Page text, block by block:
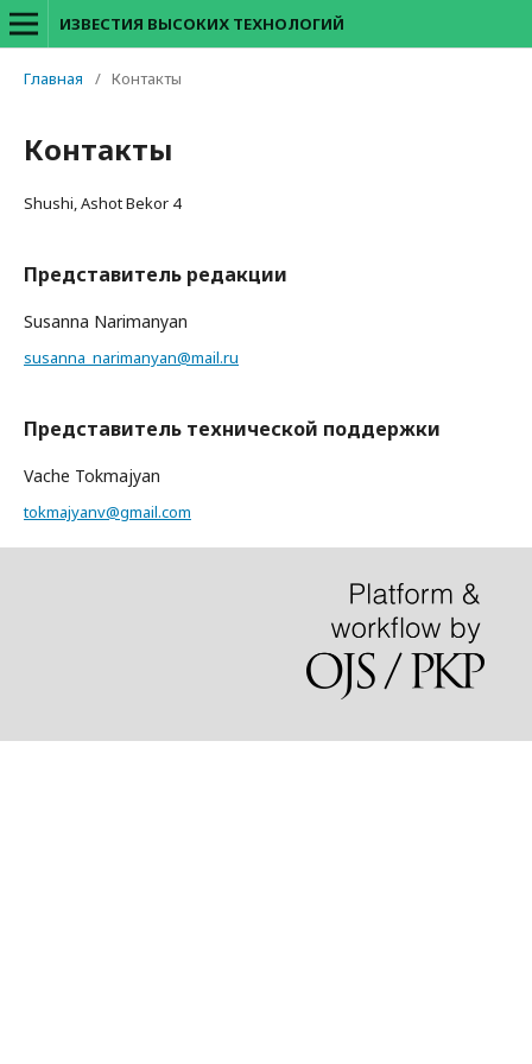
ИЗВЕСТИЯ ВЫСОКИХ ТЕХНОЛОГИЙ
Главная / Контакты
Контакты
Shushi, Ashot Bekor 4
Представитель редакции
Susanna Narimanyan
susanna_narimanyan@mail.ru
Представитель технической поддержки
Vache Tokmajyan
tokmajyanv@gmail.com